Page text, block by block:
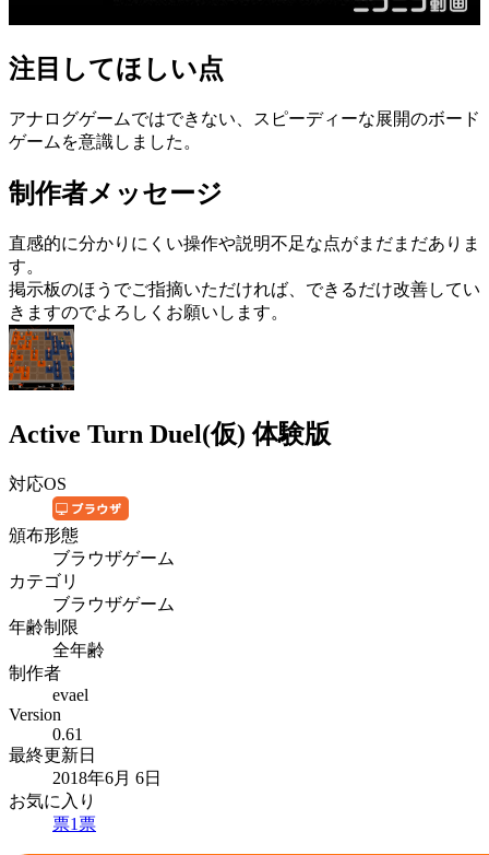
注目してほしい点
アナログゲームではできない、スピーディーな展開のボード
ゲームを意識しました。
制作者メッセージ
直感的に分かりにくい操作や説明不足な点がまだまだありま
す。
掲示板のほうでご指摘いただければ、できるだけ改善してい
きますのでよろしくお願いします。
Active Turn Duel(仮) 体験版
対応OS
頒布形態
ブラウザゲーム
カテゴリ
ブラウザゲーム
年齢制限
全年齢
制作者
evael
Version
0.61
最終更新日
2018年6月 6日
お気に入り
票1 票